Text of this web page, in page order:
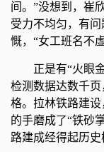
间。”没想到，崔
受力不均匀，有
慨，“女工班名不
正是有“火眼
检测数据达数千页
格。拉林铁路建设
的手磨成了“铁砂
路建成经得起历